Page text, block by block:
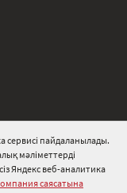
сервисі пайдаланылады.
мәліметтерді
Яндекс веб-аналитика
саясатына